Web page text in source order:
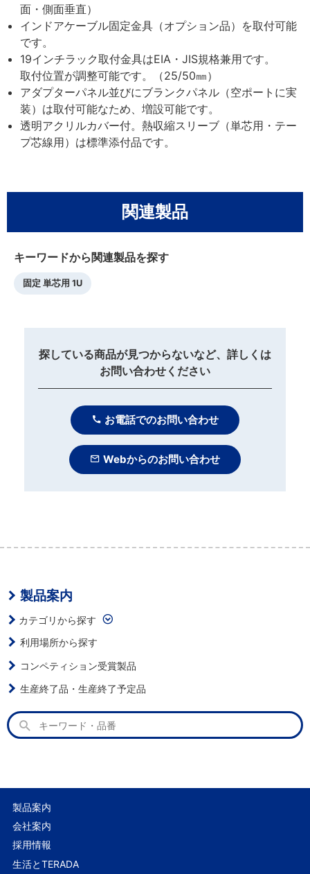
面・側面垂直）
インドアケーブル固定金具（オプション品）を取付可能
です。
19インチラック取付金具はEIA・JIS規格兼用です。
取付位置が調整可能です。（25/50㎜）
アダプターパネル並びにブランクパネル（空ポートに実
装）は取付可能なため、増設可能です。
透明アクリルカバー付。熱収縮スリーブ（単芯用・テー
プ芯線用）は標準添付品です。
関連製品
キーワードから関連製品を探す
固定 単芯用 1U
探している商品が見つからないなど、詳しくは
お問い合わせください
お電話でのお問い合わせ
Webからのお問い合わせ
製品案内
カテゴリから探す
利用場所から探す
コンペティション受賞製品
生産終了品・生産終了予定品
製品案内
会社案内
採用情報
生活とTERADA